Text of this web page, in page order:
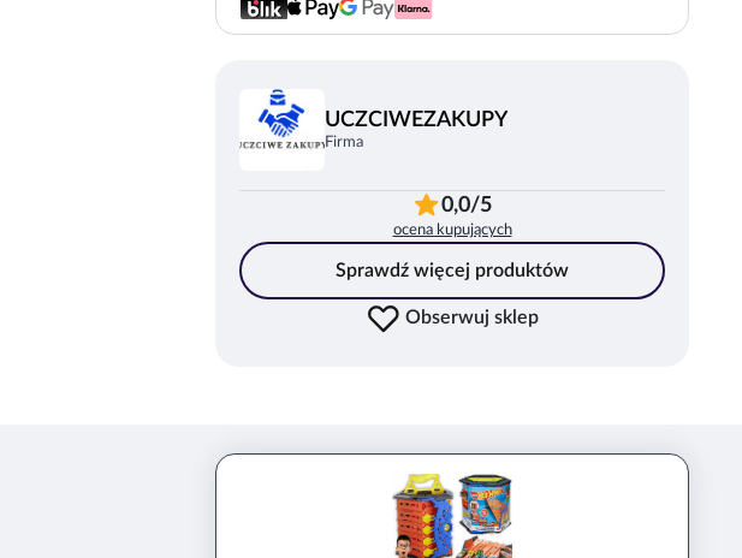
UCZCIWEZAKUPY
Firma
0,0/5
ocena kupujących
Sprawdź więcej produktów
Obserwuj sklep